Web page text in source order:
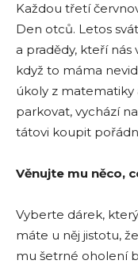
Každou třetí
Den otců. Letos
a pradědy, kteří nás
když to máma
úkoly z matematiky
parkovat, vychází
tátovi koupit
Věnujte mu něco,
Vyberte dárek,
máte u něj jistotu,
mu šetrné oholení